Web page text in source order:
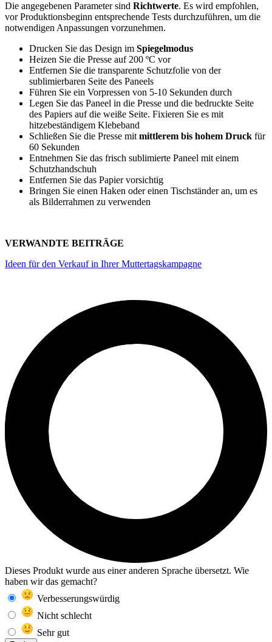
Die angegebenen Parameter sind Richtwerte. Es wird empfohlen,
vor Produktionsbeginn entsprechende Tests durchzuführen, um die
notwendigen Anpassungen vorzunehmen.
Drucken Sie das Design im Spiegelmodus
Heizen Sie die Presse auf200 ºC vor
Entfernen Sie die transparente Schutzfolie von der
sublimierbaren Seite des Paneels
Führen Sie ein Vorpressen von 5-10 Sekunden durch
Legen Sie das Paneel in die Presse und die bedruckte Seite
des Papiers auf die weiße Seite. Fixieren Sie es mit
hitzebeständigem Klebeband
Schließen Sie die Presse mitmittlerem bis hohem Druck für
60 Sekunden
Entnehmen Sie das frisch sublimierte Paneel mit einem
Schutzhandschuh
Entfernen Sie das Papier vorsichtig
Bringen Sie einen Haken oder einen Tischständer an, um es
als Bilderrahmen zu verwenden
VERWANDTE BEITRÄGE
Ideen für den Verkauf in Ihrer Muttertagskampagne
Dieses Produkt wurde aus einer anderen Sprache übersetzt. Wie
haben wir das gemacht?
Verbesserungswürdig
Nicht schlecht
Sehr gut